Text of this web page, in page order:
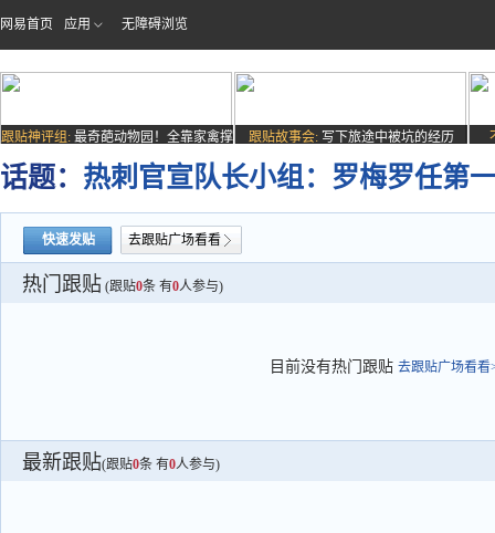
网易首页 应用 无障碍浏览
跟贴神评组: 最奇葩动物园！全靠家禽撑
场子
跟贴故事会: 写下旅途中被坑的经历
话题： 热刺官宣队长小组：罗梅罗任第
快速发贴 去跟贴广场看看
热门跟贴 (跟贴0条 有0人参与)
目前没有热门跟贴 去跟贴广场看看
最新跟贴(跟贴0条 有0人参与)